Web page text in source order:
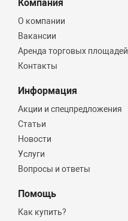
Компания
О компании
Вакансии
Аренда торговых площадей
Контакты
Информация
Акции и спецпредложения
Статьи
Новости
Услуги
Вопросы и ответы
Помощь
Как купить?